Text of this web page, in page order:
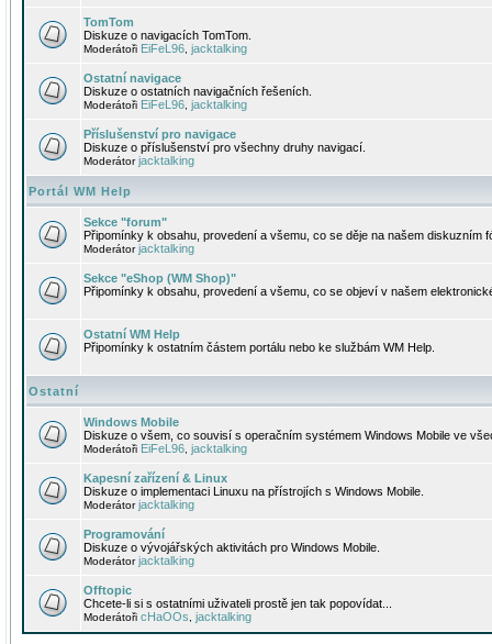
TomTom
Diskuze o navigacích TomTom.
Moderátoři EiFeL96 jacktalking
Ostatní navigace
Diskuze o ostatních navigačních řešeních.
Moderátoři EiFeL96 jacktalking
Příslušenství pro navigace
Diskuze o příslušenství pro všechny druhy navigací.
Moderátorjacktalking
Portál WM Help
Sekce "forum"
Připomínky k obsahu, provedení a všemu, co se děje na našem diskuzním
Moderátorjacktalking
Sekce "eShop (WM Shop)"
Připomínky k obsahu, provedení a všemu, co se objeví v našem
Ostatní WM Help
Připomínky k ostatním částem portálu nebo ke službám WM Help.
Ostatní
Windows Mobile
Diskuze o všem, co souvisí s operačním systémem Windows Mobile ve
Moderátoři EiFeL96 jacktalking
Kapesní zařízení & Linux
Diskuze o implementaci Linuxu na přístrojích s Windows Mobile.
Moderátorjacktalking
Programování
Diskuze o vývojářských aktivitách pro Windows Mobile.
Moderátorjacktalking
Offtopic
Chcete-li si s ostatními uživateli prostě jen tak popovídat...
Moderátoři cHaOOs jacktalking